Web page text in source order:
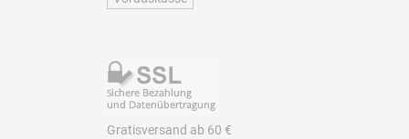
Gratisversand ab 60 €